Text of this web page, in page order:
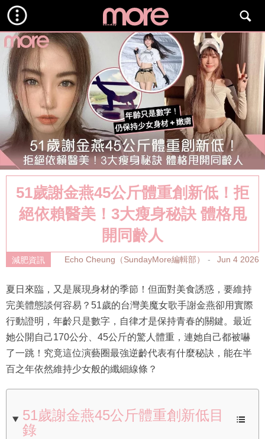
51歲謝金燕45公斤體重創新低！拒
絕依賴醫美！3大瘦身秘訣 體格甩
開同齡人
減肥資訊 Echo Cheung（SundayMore編輯部） Jun 4 2026
夏日來臨，又是展現身材的季節！但面對美食誘惑，要維持
完美體態談何容易？51歲的台灣美魔女歌手謝金燕卻用實際
行動證明，年齡只是數字，自律才是保持青春的關鍵。最近
她公開自己170公分、45公斤的驚人體重，連她自己都被嚇
了一跳！究竟這位演藝圈最強逆齡代表有什麼秘訣，能在半
百之年依然維持少女般的纖細線條？
51歲謝金燕45公斤體重創新低目
錄